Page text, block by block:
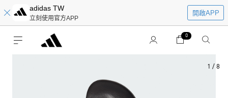
adidas TW
立刻使用官方APP
開啟APP
0
1 / 8